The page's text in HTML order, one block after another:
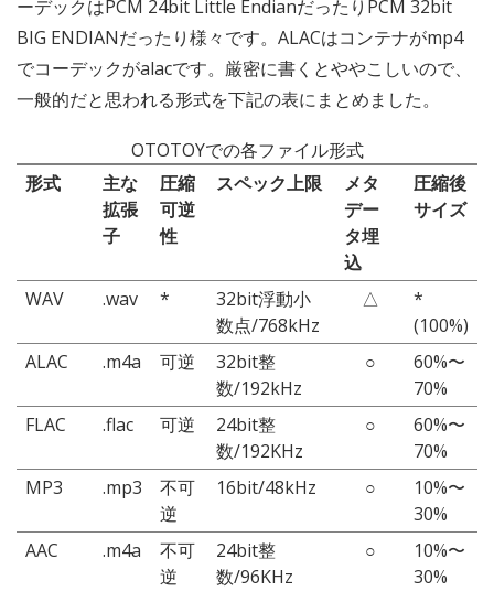
ーデックはPCM 24bit Little EndianだったりPCM 32bit
BIG ENDIANだったり様々です。ALACはコンテナがmp4
でコーデックがalacです。厳密に書くとややこしいので、
一般的だと思われる形式を下記の表にまとめました。
形式
主な
拡張
子
圧縮
可逆
性
スペック上限
メタ
デー
タ埋
込
圧縮後
サイズ
WAV .wav *
32bit浮動小
数点/768kHz
△
*
(100%)
ALAC
.m4a 可逆
32bit整
数/192kHz
○
60%〜
70%
FLAC
.flac 可逆
24bit整
数/192KHz
○
60%〜
70%
MP3
.mp3
不可
逆
16bit/48kHz ○
10%〜
30%
AAC
.m4a
不可
逆
24bit整
数/96KHz
○
10%〜
30%
OTOTOYでの各ファイル形式